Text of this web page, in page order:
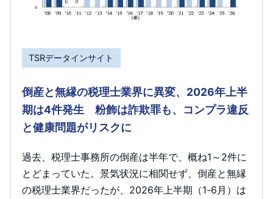
TSRデータインサイト
倒産と無縁の税理士業界に異変、2026年上半
期は4件発生 粉飾は詐欺罪も、コンプラ違反
と健康問題がリスクに
過去、税理士事務所の倒産は半年で、概ね1～2件に
とどまっていた。景気状況に相関せず、倒産と無縁
の税理士業界だったが、2026年上半期（1-6月）は